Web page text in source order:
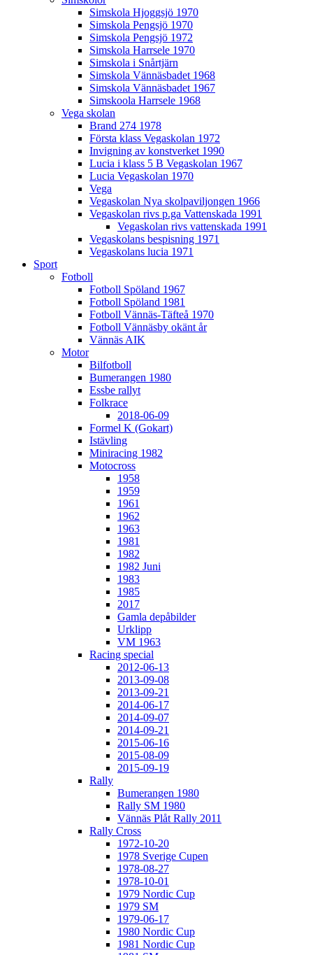
Simskola Hjoggsjö 1970
Simskola Pengsjö 1970
Simskola Pengsjö 1972
Simskola Harrsele 1970
Simskola i Snårtjärn
Simskola Vännäsbadet 1968
Simskola Vännäsbadet 1967
Simskoola Harrsele 1968
Vega skolan
Brand 274 1978
Första klass Vegaskolan 1972
Invigning av konstverket 1990
Lucia i klass 5 B Vegaskolan 1967
Lucia Vegaskolan 1970
Vega
Vegaskolan Nya skolpaviljongen 1966
Vegaskolan rivs p.ga Vattenskada 1991
Vegaskolan rivs vattenskada 1991
Vegaskolans bespisning 1971
Vegaskolans lucia 1971
Sport
Fotboll
Fotboll Spöland 1967
Fotboll Spöland 1981
Fotboll Vännäs-Täfteå 1970
Fotboll Vännäsby okänt år
Vännäs AIK
Motor
Bilfotboll
Bumerangen 1980
Essbe rallyt
Folkrace
2018-06-09
Formel K (Gokart)
Istävling
Miniracing 1982
Motocross
1958
1959
1961
1962
1963
1981
1982
1982 Juni
1983
1985
2017
Gamla depåbilder
Urklipp
VM 1963
Racing special
2012-06-13
2013-09-08
2013-09-21
2014-06-17
2014-09-07
2014-09-21
2015-06-16
2015-08-09
2015-09-19
Rally
Bumerangen 1980
Rally SM 1980
Vännäs Plåt Rally 2011
Rally Cross
1972-10-20
1978 Sverige Cupen
1978-08-27
1978-10-01
1979 Nordic Cup
1979 SM
1979-06-17
1980 Nordic Cup
1981 Nordic Cup